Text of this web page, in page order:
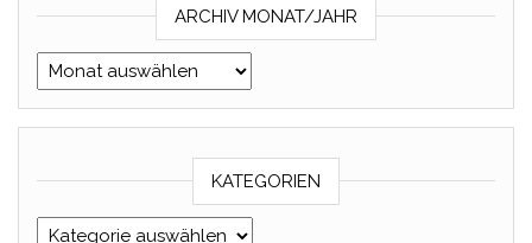
ARCHIV MONAT/JAHR
Archiv Monat/Jahr
KATEGORIEN
Kategorien